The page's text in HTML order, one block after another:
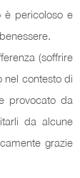
è pericoloso e
(soffrire
nel contesto di
provocato da
da alcune
grazie